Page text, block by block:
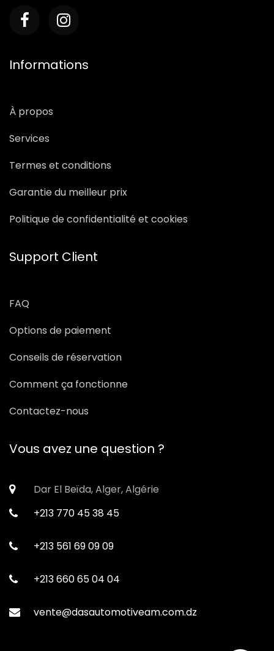
Informations
À propos
Services
Termes et conditions
Garantie du meilleur prix
Politique de confidentialité et cookies
Support Client
FAQ
Options de paiement
Conseils de réservation
Comment ça fonctionne
Contactez-nous
Vous avez une question ?
Dar El Beïda, Alger, Algérie
+213 770 45 38 45
+213 561 69 09 09
+213 660 65 04 04
vente@dasautomotiveam.com.dz